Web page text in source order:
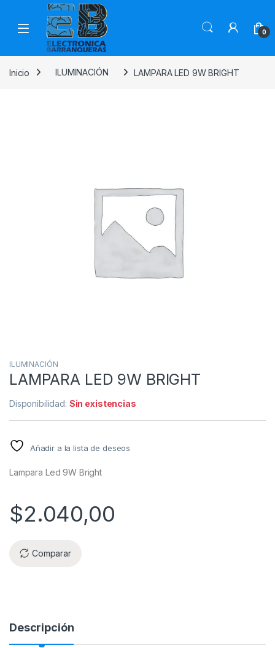
0
Inicio ILUMINACIÓN LAMPARA LED 9W BRIGHT
ILUMINACIÓN
LAMPARA LED 9W BRIGHT
Disponibilidad: Sin existencias
Añadir a la lista de deseos
Lampara Led 9W Bright
$2.040,00
Comparar
Descripción